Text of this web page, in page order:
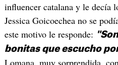
influencer catalana y le decía
Jessica Goicoechea no se
este motivo le responde:
bonitas que escucho